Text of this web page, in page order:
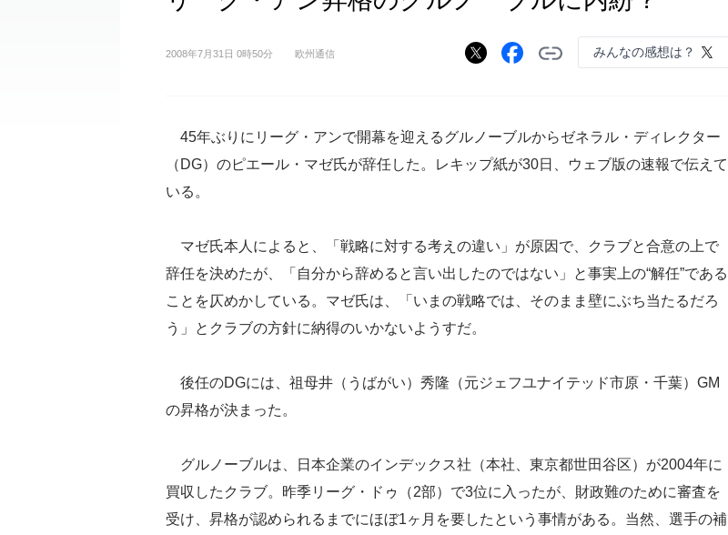
2008年7月31日 0時50分 欧州通信 みんなの感想は？
45年ぶりにリーグ・アンで開幕を迎えるグルノーブルからゼネラル・ディレクター
（DG）のピエール・マゼ氏が辞任した。レキップ紙が30日、ウェブ版の速報で伝えて
いる。
マゼ氏本人によると、「戦略に対する考えの違い」が原因で、クラブと合意の上で
辞任を決めたが、「自分から辞めると言い出したのではない」と事実上の“解任”である
ことを仄めかしている。マゼ氏は、「いまの戦略では、そのまま壁にぶち当たるだろ
う」とクラブの方針に納得のいかないようすだ。
後任のDGには、祖母井（うばがい）秀隆（元ジェフユナイテッド市原・千葉）GM
の昇格が決まった。
グルノーブルは、日本企業のインデックス社（本社、東京都世田谷区）が2004年に
買収したクラブ。昨季リーグ・ドゥ（2部）で3位に入ったが、財政難のために審査を
受け、昇格が認められるまでにほぼ1ヶ月を要したという事情がある。当然、選手の補